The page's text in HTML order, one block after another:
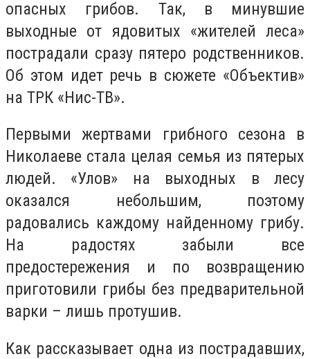
опасных грибов. Так, в минувшие
выходные от ядовитых «жителей леса»
пострадали сразу пятеро родственников.
Об этом идет речь в сюжете «Объектив»
на ТРК «Нис-ТВ».
Первыми жертвами грибного сезона в
Николаеве стала целая семья из пятерых
людей. «Улов» на выходных в лесу
оказался небольшим, поэтому
радовались каждому найденному грибу.
На радостях забыли все
предостережения и по возвращению
приготовили грибы без предварительной
варки – лишь протушив.
Как рассказывает одна из пострадавших,